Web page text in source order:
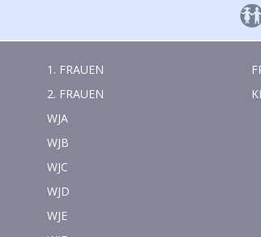
1. FRAUEN
2. FRAUEN
WJA
WJB
WJC
WJD
WJE